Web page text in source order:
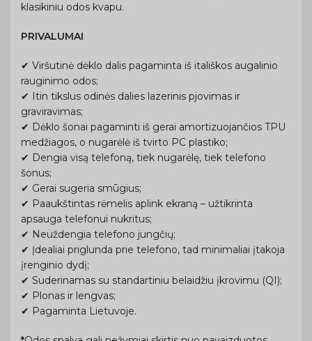
klasikiniu odos kvapu.
PRIVALUMAI
✔ Viršutinė dėklo dalis pagaminta iš itališkos augalinio
rauginimo odos;
✔ Itin tikslus odinės dalies lazerinis pjovimas ir
graviravimas;
✔ Dėklo šonai pagaminti iš gerai amortizuojančios TPU
medžiagos, o nugarėlė iš tvirto PC plastiko;
✔ Dengia visą telefoną, tiek nugarėlę, tiek telefono
šonus;
✔ Gerai sugeria smūgius;
✔ Paaukštintas rėmelis aplink ekraną – užtikrinta
apsauga telefonui nukritus;
✔ Neuždengia telefono jungčių;
✔ Įdealiai priglunda prie telefono, tad minimaliai įtakoja
įrenginio dydį;
✔ Suderinamas su standartiniu belaidžiu įkrovimu (QI);
✔ Plonas ir lengvas;
✔ Pagaminta Lietuvoje.